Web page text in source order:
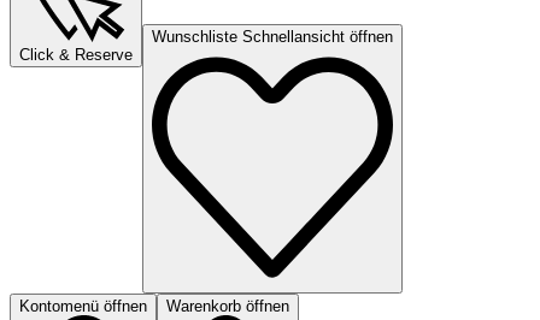
Click & Reserve
Wunschliste Schnellansicht öffnen
Kontomenü öffnen Warenkorb öffnen